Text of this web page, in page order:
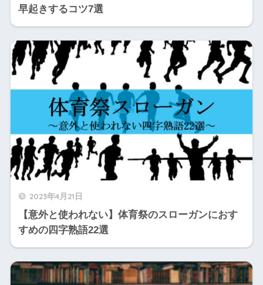
早起きするコツ7選
2023年4月21日
【意外と使われない】体育祭のスローガンにおす
すめの四字熟語22選